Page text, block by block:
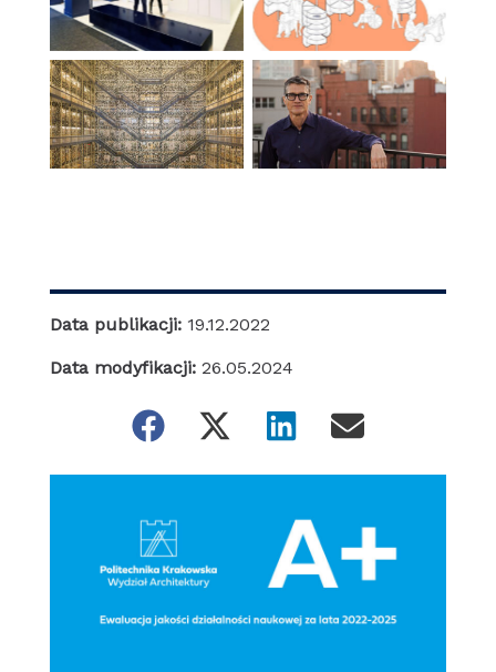
Data publikacji: 19.12.2022
Data modyfikacji: 26.05.2024